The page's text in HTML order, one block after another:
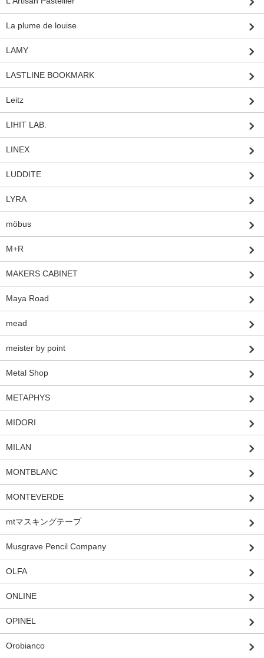
La plume de louise
LAMY
LASTLINE BOOKMARK
Leitz
LIHIT LAB.
LINEX
LUDDITE
LYRA
möbus
M+R
MAKERS CABINET
Maya Road
mead
meister by point
Metal Shop
METAPHYS
MIDORI
MILAN
MONTBLANC
MONTEVERDE
mtマスキングテープ
Musgrave Pencil Company
OLFA
ONLINE
OPINEL
Orobianco